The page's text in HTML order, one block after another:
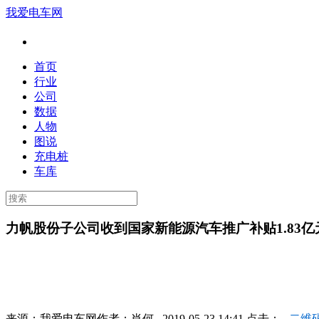
我爱电车网
首页
行业
公司
数据
人物
图说
充电桩
车库
力帆股份子公司收到国家新能源汽车推广补贴1.83亿